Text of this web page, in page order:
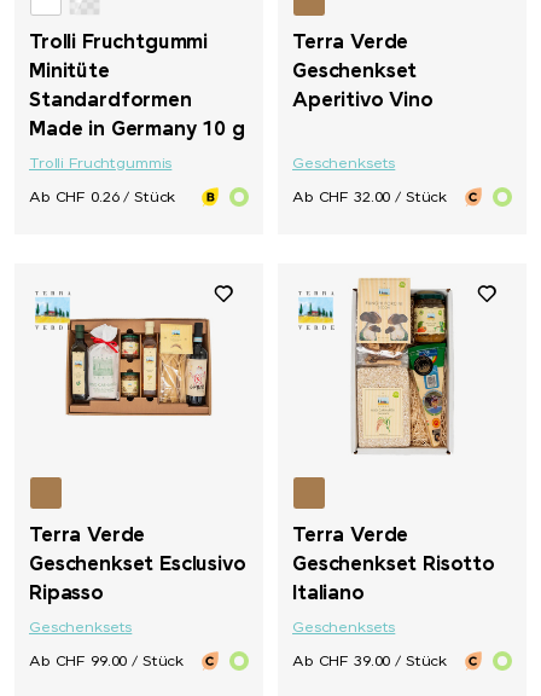
Trolli Fruchtgummi
Minitüte
Standardformen
Made in Germany 10 g
Trolli Fruchtgummis
Ab CHF 0.26 / Stück
Terra Verde
Geschenkset
Aperitivo Vino
Geschenksets
Ab CHF 32.00 / Stück
Terra Verde
Geschenkset Esclusivo
Ripasso
Geschenksets
Ab CHF 99.00 / Stück
Terra Verde
Geschenkset Risotto
Italiano
Geschenksets
Ab CHF 39.00 / Stück